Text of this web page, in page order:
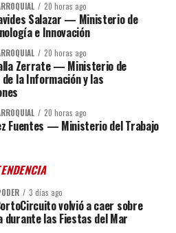
20 horas ago
Salazar — Ministerio de
e Innovación
20 horas ago
Zerrate — Ministerio de
la Información y las
20 horas ago
Fuentes — Ministerio del Trabajo
3 días ago
volvió a caer sobre
durante las Fiestas del Mar